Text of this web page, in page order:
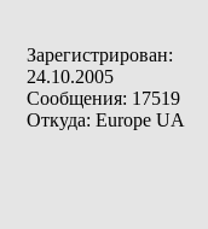
Зарегистрирован:
24.10.2005
Сообщения: 17519
Откуда: Europe UA